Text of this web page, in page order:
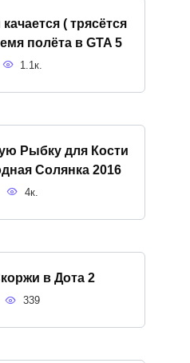
( трясётся
полёта в GTA 5
1.1к.
Рыбку для Кости
Солянка 2016
4к.
в Дота 2
339